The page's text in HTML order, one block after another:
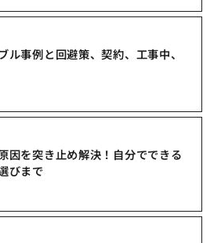
ル事例と回避策、契約、工事中、
因を突き止め解決！自分でできる
びまで